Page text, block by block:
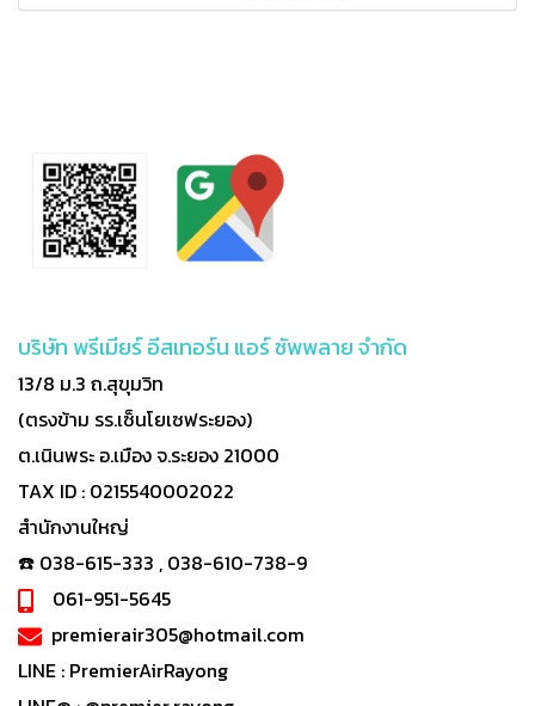
บริษัท พรีเมียร์ อีสเทอร์น แอร์ ซัพพลาย จำกัด
13/8 ม.3 ถ.สุขุมวิท
(ตรงข้าม รร.เซ็นโยเซฟระยอง)
ต.เนินพระ อ.เมือง จ.ระยอง 21000
TAX ID : 0215540002022
สำนักงานใหญ่
☎️ 038-615-333 , 038-610-738-9
061-951-5645
premierair305@hotmail.com
LINE : PremierAirRayong